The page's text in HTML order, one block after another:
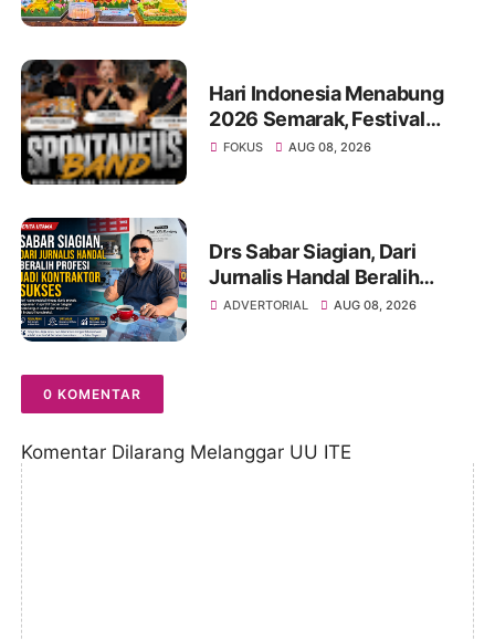
Hari Indonesia Menabung
2026 Semarak, Festival
Band Pelajar dan Mahasiswa
2
FOKUS AUG 08, 2026
Drs Sabar Siagian, Dari
Jurnalis Handal Beralih
Profesi Jadi Kontraktor
ADVERTORIAL AUG 08, 2026
0 KOMENTAR
Komentar Dilarang Melanggar UU ITE